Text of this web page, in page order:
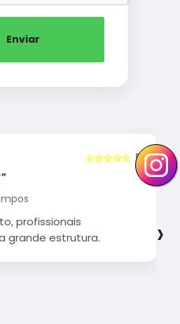
Enviar
5
☆☆☆☆☆
profissionais
grande estrutura.
›